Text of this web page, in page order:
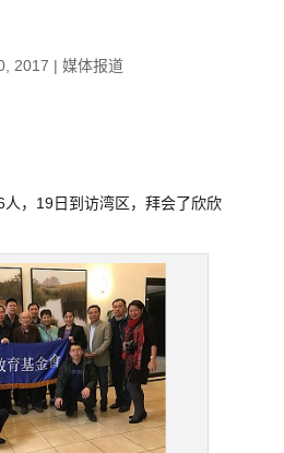
2017 | 媒体报道
，19日到访湾区，拜会了欣欣